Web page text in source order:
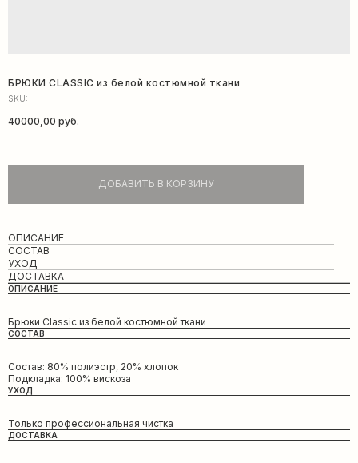
БРЮКИ CLASSIC из белой костюмной ткани
SKU:
40000,00 руб.
ДОБАВИТЬ В КОРЗИНУ
ОПИСАНИЕ
СОСТАВ
УХОД
ДОСТАВКА
ОПИСАНИЕ
Брюки Classic из белой костюмной ткани
СОСТАВ
Состав: 80% полиэстр, 20% хлопок
Подкладка: 100% вискоза
УХОД
Только профессиональная чистка
ДОСТАВКА